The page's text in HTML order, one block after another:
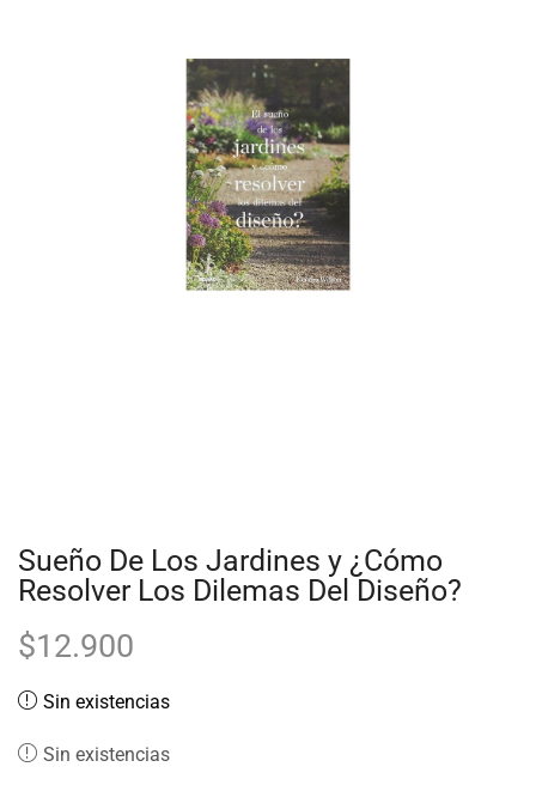
Sueño De Los Jardines y ¿Cómo
Resolver Los Dilemas Del Diseño?
$12.900
Sin existencias
Sin existencias